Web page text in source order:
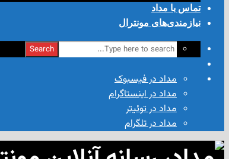
تماس با مداد
نیازمندی‌های مونترال
Search
مداد در فیسبوک
مداد در اینستاگرام
مداد در توئیتر
مداد در تلگرام